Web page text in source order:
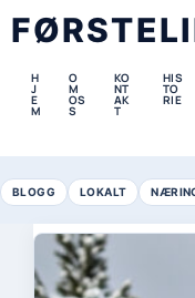
H
J
E
M
O
M
OS
S
KO
NT
AK
T
HIS
TO
RIE
BLOGG LOKALT